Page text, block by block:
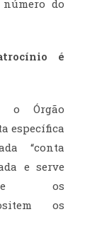
do
é
o Órgão
específica
“conta
e serve
os
os